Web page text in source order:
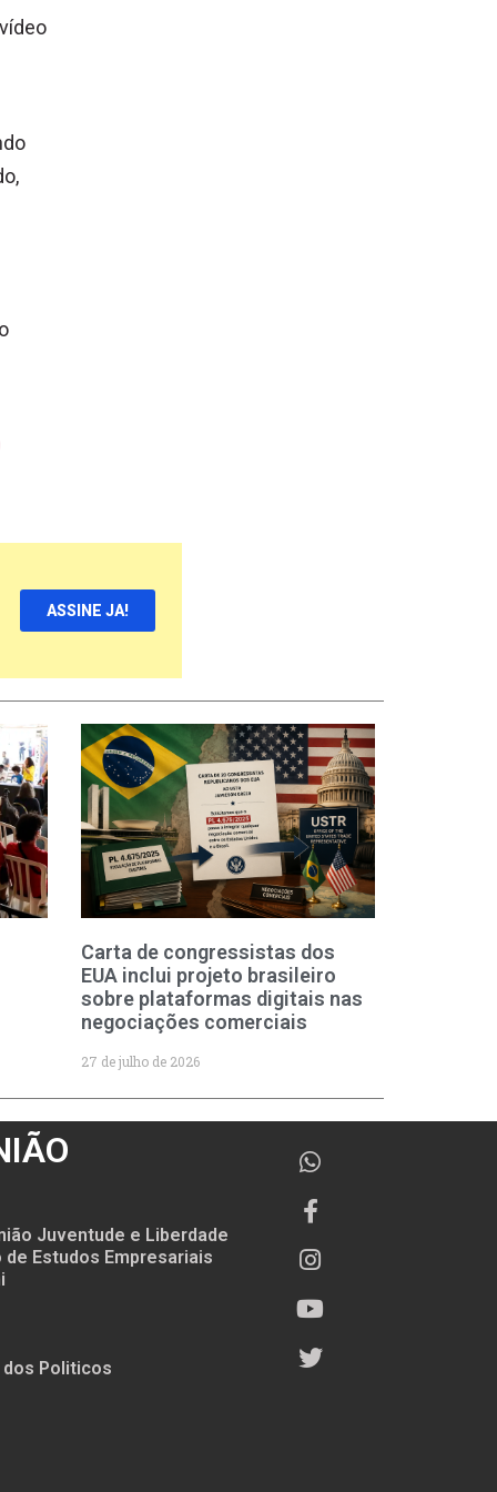
ASSINE JA!
Carta de congressistas dos
EUA inclui projeto brasileiro
sobre plataformas digitais nas
negociações comerciais
27 de julho de 2026
Juventude e Liberdade
Estudos Empresariais
dos Politicos